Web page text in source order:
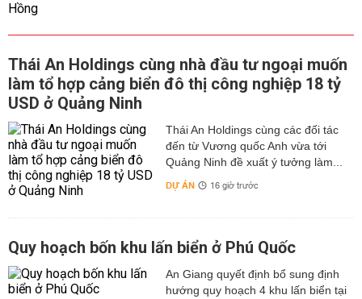
Thái An Holdings cùng nhà đầu tư ngoại muốn
làm tổ hợp cảng biển đô thị công nghiệp 18 tỷ
USD ở Quảng Ninh
Thái An Holdings cùng các đối tác
đến từ Vương quốc Anh vừa tới
Quảng Ninh đề xuất ý tưởng làm...
DỰ ÁN 16 giờ trước
Quy hoạch bốn khu lấn biển ở Phú Quốc
An Giang quyết định bổ sung định
hướng quy hoạch 4 khu lấn biển tại